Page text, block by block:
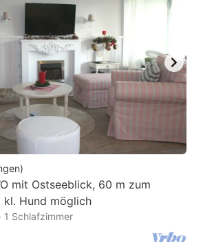
)
mit Ostseeblick, 60 m zum
kl. Hund möglich
1 Schlafzimmer